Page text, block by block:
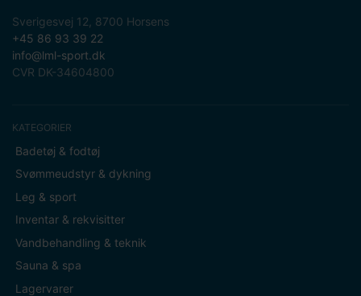
Sverigesvej 12, 8700 Horsens
+45 86 93 39 22
info@lml-sport.dk
CVR DK-34604800
KATEGORIER
Badetøj & fodtøj
Svømmeudstyr & dykning
Leg & sport
Inventar & rekvisitter
Vandbehandling & teknik
Sauna & spa
Lagervarer